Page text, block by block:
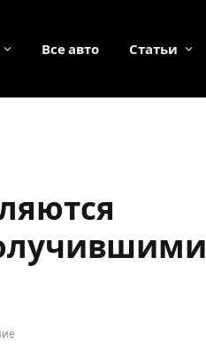
Все авто Статьи